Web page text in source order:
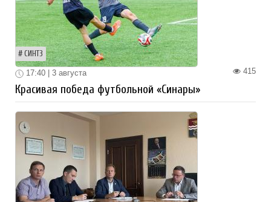
СИНТЗ
415
17:40 | 3 августа
Красивая победа футбольной «Синары»